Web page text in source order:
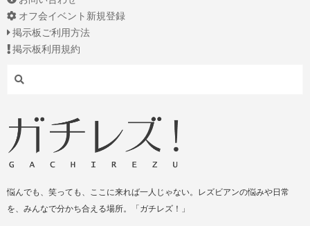
オフ会イベント新規登録
掲示板ご利用方法
掲示板利用規約
Search
悩んでも、笑っても、ここに来れば一人じゃない。レズビアンの悩みや日常
を、みんなで分かち合える場所。「ガチレズ！」